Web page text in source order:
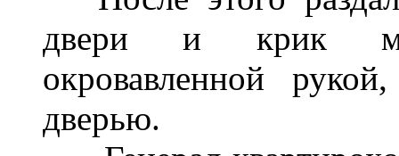
двери и крик
окровавленной
дверью.